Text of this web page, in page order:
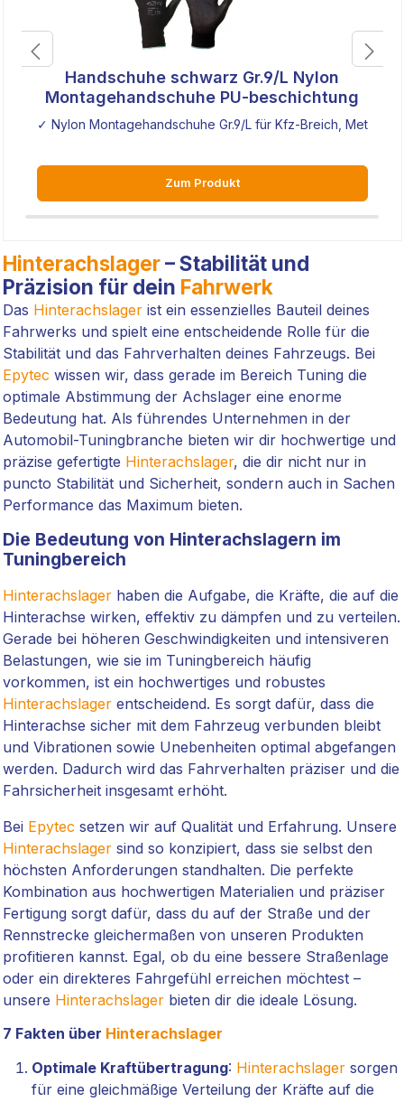
Handschuhe schwarz Gr.9/L Nylon
Montagehandschuhe PU-beschichtung
✓ Nylon Montagehandschuhe Gr.9/L für Kfz-Breich,
Zum Produkt
Hinterachslager– Stabilität und
Präzision für dein Fahrwerk
Das Hinterachslagerist ein essenzielles Bauteil deines
Fahrwerks und spielt eine entscheidende Rolle für die
Stabilität und das Fahrverhalten deines Fahrzeugs. Bei
Epytec wissen wir, dass gerade im Bereich Tuning die
optimale Abstimmung der Achslager eine enorme
Bedeutung hat. Als führendes Unternehmen in der
Automobil-Tuningbranche bieten wir dir hochwertige und
präzise gefertigte Hinterachslager, die dir nicht nur in
puncto Stabilität und Sicherheit, sondern auch in Sachen
Performance das Maximum bieten.
Die Bedeutung von Hinterachslagern im
Tuningbereich
Hinterachslagerhaben die Aufgabe, die Kräfte, die auf die
Hinterachse wirken, effektiv zu dämpfen und zu verteilen.
Gerade bei höheren Geschwindigkeiten und intensiveren
Belastungen, wie sie im Tuningbereich häufig
vorkommen, ist ein hochwertiges und robustes
Hinterachslagerentscheidend. Es sorgt dafür, dass die
Hinterachse sicher mit dem Fahrzeug verbunden bleibt
und Vibrationen sowie Unebenheiten optimal abgefangen
werden. Dadurch wird das Fahrverhalten präziser und die
Fahrsicherheit insgesamt erhöht.
Bei Epytec setzen wir auf Qualität und Erfahrung. Unsere
Hinterachslagersind so konzipiert, dass sie selbst den
höchsten Anforderungen standhalten. Die perfekte
Kombination aus hochwertigen Materialien und präziser
Fertigung sorgt dafür, dass du auf der Straße und der
Rennstrecke gleichermaßen von unseren Produkten
profitieren kannst. Egal, ob du eine bessere Straßenlage
oder ein direkteres Fahrgefühl erreichen möchtest –
unsere Hinterachslagerbieten dir die ideale Lösung.
7 Fakten über Hinterachslager
Optimale Kraftübertragung: Hinterachslagersorgen
für eine gleichmäßige Verteilung der Kräfte auf die